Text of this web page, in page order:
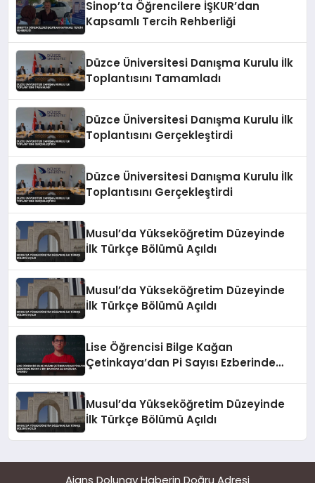
Sinop’ta Öğrencilere İŞKUR’dan
Kapsamlı Tercih Rehberliği
Düzce Üniversitesi Danışma Kurulu İlk
Toplantısını Tamamladı
Düzce Üniversitesi Danışma Kurulu İlk
Toplantısını Gerçekleştirdi
Düzce Üniversitesi Danışma Kurulu İlk
Toplantısını Gerçekleştirdi
Musul’da Yükseköğretim Düzeyinde
İlk Türkçe Bölümü Açıldı
Musul’da Yükseköğretim Düzeyinde
İlk Türkçe Bölümü Açıldı
Lise Öğrencisi Bilge Kağan
Çetinkaya’dan Pi Sayısı Ezberinde
Musul’da Yükseköğretim Düzeyinde
İlk Türkçe Bölümü Açıldı
Ajans Dolunay Haberin Doğru Adresi